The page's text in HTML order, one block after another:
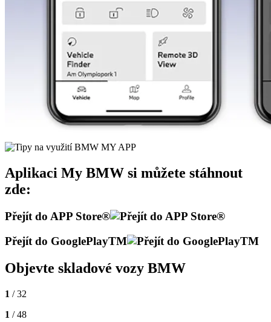
Aplikaci My BMW si můžete stáhnout
zde:
Přejít do APP Store®
Přejít do GooglePlayTM
Objevte skladové vozy BMW
1 / 32
1 / 48